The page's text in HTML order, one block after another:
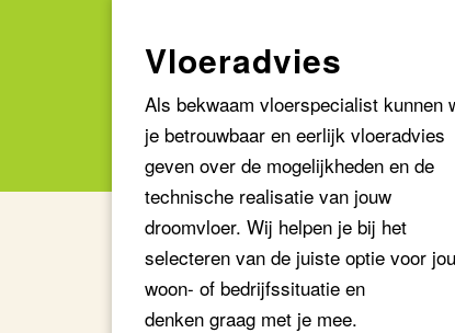
Vloeradvies
Als bekwaam vloerspecialist kunnen
je betrouwbaar en eerlijk vloeradvies
geven over de mogelijkheden en de
technische realisatie van jouw
droomvloer. Wij helpen je bij het
selecteren van de juiste optie voor
woon- of bedrijfssituatie en
denken graag met je mee.